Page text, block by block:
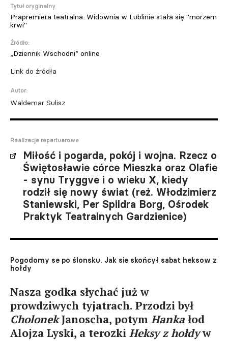
Tytuł oryginalny
Prapremiera teatralna. Widownia w Lublinie stała się "morzem
krwi"
Źródło:
„Dziennik Wschodni” online
Link do źródła
Autor:
Waldemar Sulisz
Realizacje repertuarowe
Miłość i pogarda, pokój i wojna. Rzecz o
Świętosławie córce Mieszka oraz Olafie
- synu Tryggve i o wieku X, kiedy
rodził się nowy świat (reż. Włodzimierz
Staniewski, Per Spildra Borg, Ośrodek
Praktyk Teatralnych Gardzienice)
Pogodomy se po ślonsku. Jak sie skońcył sabat heksow z
hołdy
Nasza godka słychać już w
prowdziwych tyjatrach. Przodzi był
CholonekJanoscha, potym Hanka łod
Alojza Lyski, a terozki Heksy z hołdyw